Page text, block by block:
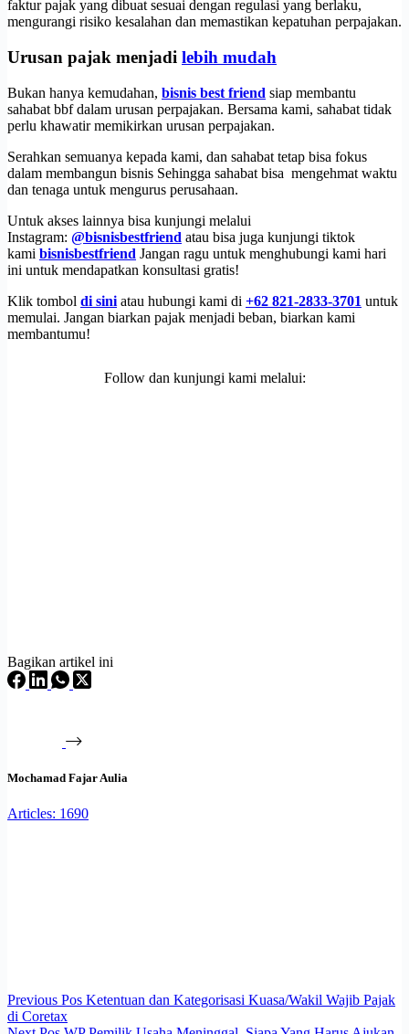
faktur pajak yang dibuat sesuai dengan regulasi yang berlaku,
mengurangi risiko kesalahan dan memastikan kepatuhan perpajakan.
Urusan pajak menjadi lebih mudah
Bukan hanya kemudahan, bisnis best friend siap membantu
sahabat bbf dalam urusan perpajakan. Bersama kami, sahabat tidak
perlu khawatir memikirkan urusan perpajakan.
Serahkan semuanya kepada kami, dan sahabat tetap bisa fokus
dalam membangun bisnis Sehingga sahabat bisa mengehmat waktu
dan tenaga untuk mengurus perusahaan.
Untuk akses lainnya bisa kunjungi melalui
Instagram: @bisnisbestfriend atau bisa juga kunjungi tiktok
kami bisnisbestfriend Jangan ragu untuk menghubungi kami hari
ini untuk mendapatkan konsultasi gratis!
Klik tombol di sini atau hubungi kami di +62 821-2833-3701 untuk
memulai. Jangan biarkan pajak menjadi beban, biarkan kami
membantumu!
Follow dan kunjungi kami melalui:
Bagikan artikel ini
Mochamad Fajar Aulia
Articles: 1690
Previous Pos Ketentuan dan Kategorisasi Kuasa/Wakil Wajib Pajak
di Coretax